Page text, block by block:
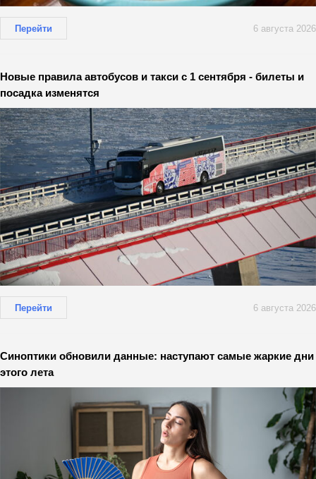
Перейти 6 августа 2026
Новые правила автобусов и такси с 1 сентября - билеты и
посадка изменятся
Перейти 6 августа 2026
Синоптики обновили данные: наступают самые жаркие дни
этого лета